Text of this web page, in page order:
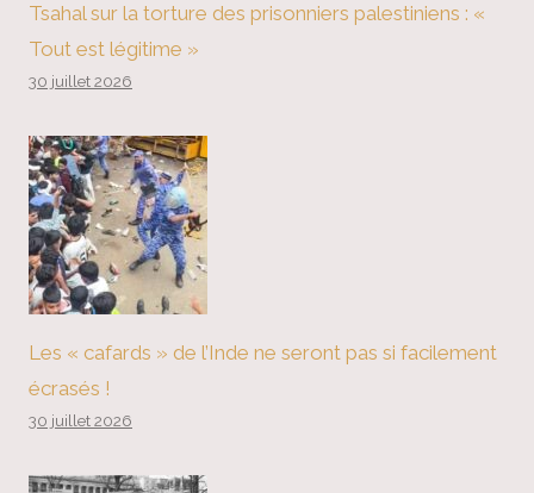
Tsahal sur la torture des prisonniers palestiniens : «
Tout est légitime »
30 juillet 2026
Les « cafards » de l’Inde ne seront pas si facilement
écrasés !
30 juillet 2026